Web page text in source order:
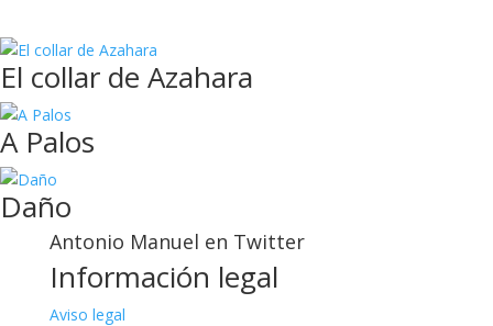
El collar de Azahara
A Palos
Daño
Antonio Manuel en Twitter
Información legal
Aviso legal